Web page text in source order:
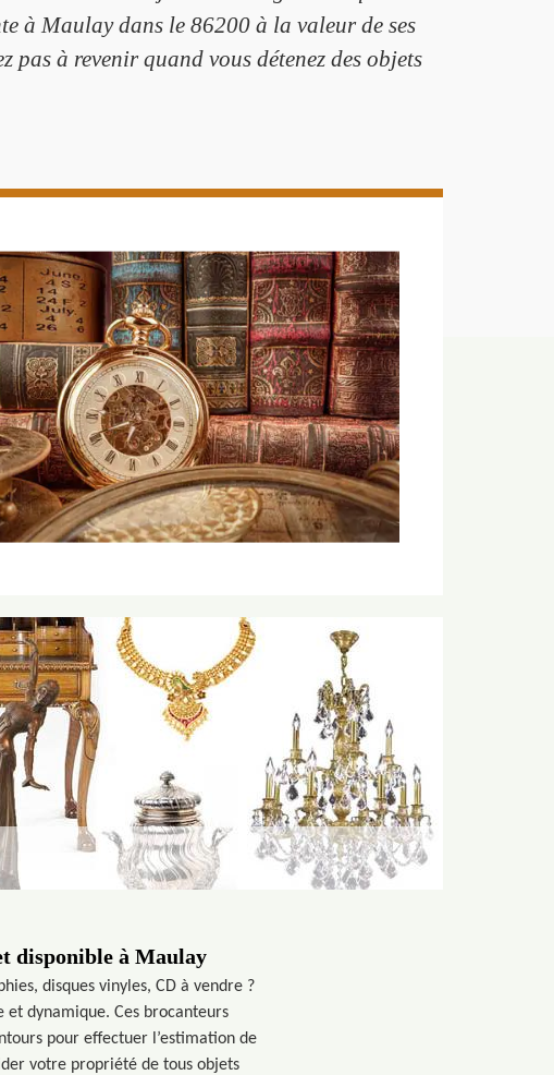
à Maulay dans le 86200 à la valeur de ses
pas à revenir quand vous détenez des objets
disponible à Maulay
disques vinyles, CD à vendre ?
et dynamique. Ces brocanteurs
pour effectuer l’estimation de
votre propriété de tous objets